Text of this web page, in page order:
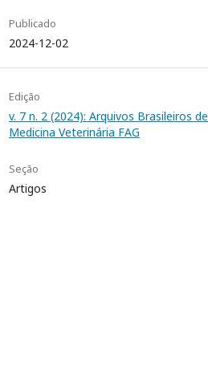
Publicado
2024-12-02
Edição
v. 7 n. 2 (2024): Arquivos Brasileiros de
Medicina Veterinária FAG
Seção
Artigos